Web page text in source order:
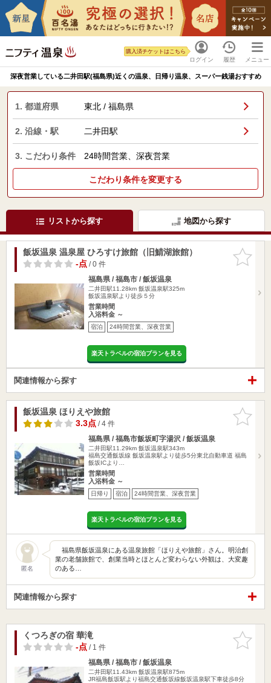
ログイン
購入済チケットはこちら
履歴 メニュー
深夜営業している二井田駅(福島県)近くの温泉、日帰り温泉、スーパー銭湯おすすめ
1. 都道府県 東北 / 福島県
2. 沿線・駅 二井田駅
3. こだわり条件 24時間営業、深夜営業
こだわり条件を変更する
リストから探す 地図から探す
お気に入
りに追加
飯坂温泉 温泉屋 ひろすけ旅館（旧鯖湖旅館）
-点/ 0 件
福島県 / 福島市 / 飯坂温泉
二井田駅11.28km 飯坂温泉駅325m
飯坂温泉駅より徒歩５分
営業時間
入浴料金 ～
宿泊 24時間営業、深夜営業
楽天トラベルの宿泊プランを見る
関連情報から探す
お気に入
りに追加
飯坂温泉 ほりえや旅館
3.3点/ 4 件
福島県 / 福島市飯坂町字湯沢 / 飯坂温泉
二井田駅11.29km 飯坂温泉駅343m
福島交通飯坂線 飯坂温泉駅より徒歩5分東北自動車道 福島
飯坂ICより…
営業時間
入浴料金 ～
日帰り 宿泊 24時間営業、深夜営業
楽天トラベルの宿泊プランを見る
匿名
福島県飯坂温泉にある温泉旅館「ほりえや旅館」さん。明治創
業の老舗旅館で、創業当時とほとんど変わらない外観は、大変趣
のある…
関連情報から探す
お気に入
りに追加
くつろぎの宿 華滝
-点/ 1 件
福島県 / 福島市 / 飯坂温泉
二井田駅11.43km 飯坂温泉駅875m
JR福島飯坂駅より福島交通飯坂線飯坂温泉駅下車徒歩8分